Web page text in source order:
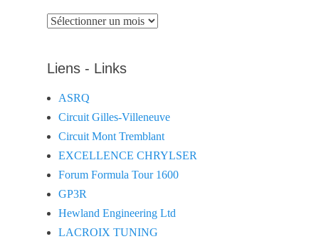
Archives
Liens - Links
ASRQ
Circuit Gilles-Villeneuve
Circuit Mont Tremblant
EXCELLENCE CHRYLSER
Forum Formula Tour 1600
GP3R
Hewland Engineering Ltd
LACROIX TUNING